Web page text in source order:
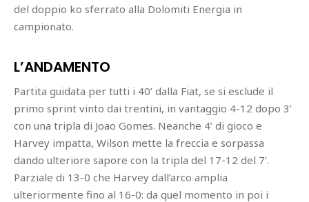
del doppio ko sferrato alla Dolomiti Energia in
campionato.
L’ANDAMENTO
Partita guidata per tutti i 40’ dalla Fiat, se si esclude il
primo sprint vinto dai trentini, in vantaggio 4-12 dopo 3’
con una tripla di Joao Gomes. Neanche 4’ di gioco e
Harvey impatta, Wilson mette la freccia e sorpassa
dando ulteriore sapore con la tripla del 17-12 del 7’.
Parziale di 13-0 che Harvey dall’arco amplia
ulteriormente fino al 16-0: da quel momento in poi i